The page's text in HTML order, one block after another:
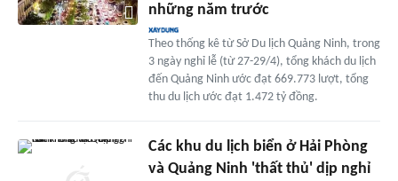
những năm trước
Theo thống kê từ Sở Du lịch Quảng Ninh, trong
3 ngày nghỉ lễ (từ 27-29/4), tổng khách du lịch
đến Quảng Ninh ước đạt 669.773 lượt, tổng
thu du lịch ước đạt 1.472 tỷ đồng.
Các khu du lịch biển ở Hải Phòng
và Quảng Ninh 'thất thủ' dịp nghỉ